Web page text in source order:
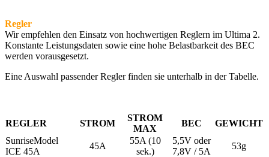
Regler
Wir empfehlen den Einsatz von hochwertigen Reglern im Ultima 2.
Konstante Leistungsdaten sowie eine hohe Belastbarkeit des BEC
werden vorausgesetzt.
Eine Auswahl passender Regler finden sie unterhalb in der Tabelle.
REGLER STROM
STROM
MAX
BEC
GEWICHT
SunriseModel
ICE 45A
45A
55A (10
sek.)
5,5V oder
7,8V / 5A
53g